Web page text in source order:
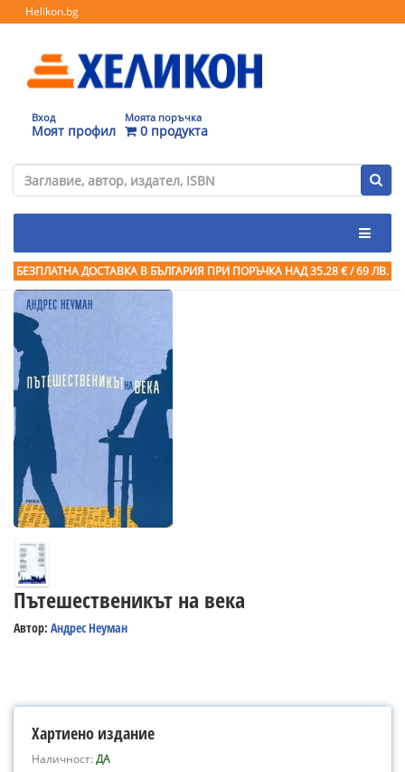
Helikon.bg
Вход
Моят профил
Моята поръчка
0 продукта
БЕЗПЛАТНА ДОСТАВКА В БЪЛГАРИЯ ПРИ ПОРЪЧКА НАД 35.28 € / 69 ЛВ.
Пътешественикът на века
Автор: Андрес Неуман
Хартиено издание
Наличност:ДА